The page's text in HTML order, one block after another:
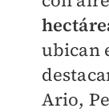
ubican
Ario,